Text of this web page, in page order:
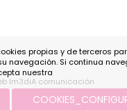
Im3diA comunicación
propias y de terceros
navegación. Si continua
nuestra